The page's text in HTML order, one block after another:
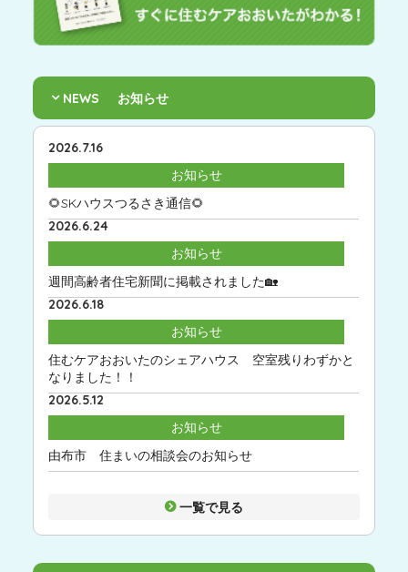
NEWS お知らせ
2026.7.16
お知らせ
🌻SKハウスつるさき通信🌻
2026.6.24
お知らせ
週間高齢者住宅新聞に掲載されました🏡
2026.6.18
お知らせ
住むケアおおいたのシェアハウス 空室残りわずかと
なりました！！
2026.5.12
お知らせ
由布市 住まいの相談会のお知らせ
一覧で見る